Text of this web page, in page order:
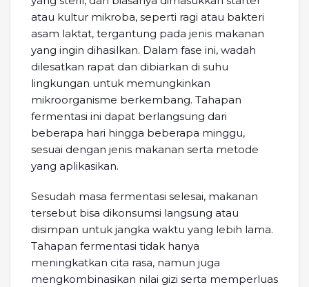
atau kultur mikroba, seperti ragi atau bakteri
asam laktat, tergantung pada jenis makanan
yang ingin dihasilkan. Dalam fase ini, wadah
dilesatkan rapat dan dibiarkan di suhu
lingkungan untuk memungkinkan
mikroorganisme berkembang. Tahapan
fermentasi ini dapat berlangsung dari
beberapa hari hingga beberapa minggu,
sesuai dengan jenis makanan serta metode
yang aplikasikan.
Sesudah masa fermentasi selesai, makanan
tersebut bisa dikonsumsi langsung atau
disimpan untuk jangka waktu yang lebih lama.
Tahapan fermentasi tidak hanya
meningkatkan cita rasa, namun juga
mengkombinasikan nilai gizi serta memperluas